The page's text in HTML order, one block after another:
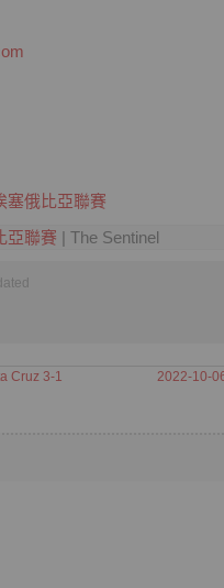
塞俄比亞聯賽
亞聯賽 | The Sentinel
Cruz 3-1 2022-10-